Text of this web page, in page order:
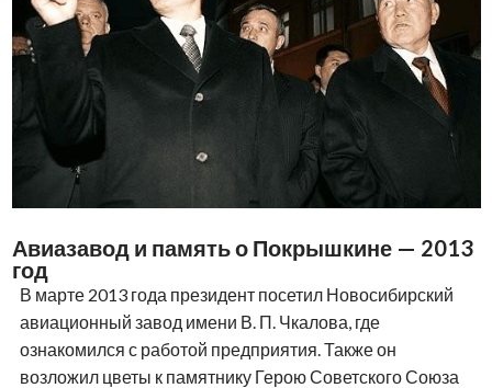
Авиазавод и память о Покрышкине — 2013
год
В марте 2013 года президент посетил Новосибирский
авиационный завод имени В. П. Чкалова, где
ознакомился с работой предприятия. Также он
возложил цветы к памятнику Герою Советского Союза